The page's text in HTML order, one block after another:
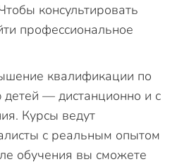
консультировать
профессиональное
квалификации по
— дистанционно и с
Курсы ведут
с реальным опытом
обучения вы сможете